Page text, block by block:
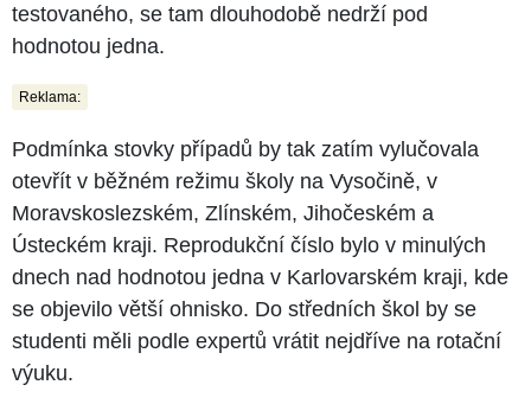
testovaného, se tam dlouhodobě nedrží pod
hodnotou jedna.
Reklama:
Podmínka stovky případů by tak zatím vylučovala
otevřít v běžném režimu školy na Vysočině, v
Moravskoslezském, Zlínském, Jihočeském a
Ústeckém kraji. Reprodukční číslo bylo v minulých
dnech nad hodnotou jedna v Karlovarském kraji, kde
se objevilo větší ohnisko. Do středních škol by se
studenti měli podle expertů vrátit nejdříve na rotační
výuku.